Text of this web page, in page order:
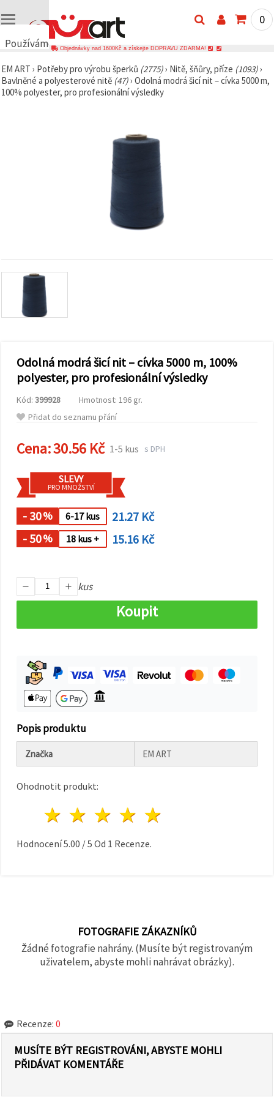
Používáme
🍪
Používáme
cookies a
zobrazovali
obsah a
reklamu, a
pomocí
našich
marketing.
souhlasit s
všech
cookies
kliknutím
vše!" Nebo
uvést své
preference v
Nastavení
výběrem
daného
cookies a
kliknutím
na tlačítko
Přijmout
Nastavení
0
Objednávky nad 1600Kč a získejte DOPRAVU ZDARMA!
EM ART › Potřeby pro výrobu šperků (2775)› Nitě, šňůry, příze (1093)›
Bavlněné a polyesterové nitě (47)› Odolná modrá šicí nit – cívka 5000 m,
100% polyester, pro profesionální výsledky
Odolná modrá šicí nit – cívka 5000 m, 100%
polyester, pro profesionální výsledky
Kód: 399928
Hmotnost: 196 gr.
Přidat do seznamu přání
Cena:30.56 Kč 1-5 kus s DPH
SLEVY
PRO MNOŽSTVÍ
- 30% 6-17 kus
21.27 Kč
- 50% 18 kus + 15.16 Kč
kus
Koupit
Popis produktu
Značka EM ART
Ohodnotit produkt:
4 hvězdy
3 hvězdy
2 hvězdy
1 hvězda
Hodnocení5.00 /5 Od 1 Recenze.
FOTOGRAFIE ZÁKAZNÍKŮ
Žádné fotografie nahrány. (Musíte být registrovaným
uživatelem, abyste mohli nahrávat obrázky).
Recenze: 0
MUSÍTE BÝT REGISTROVÁNI, ABYSTE MOHLI
PŘIDÁVAT KOMENTÁŘE